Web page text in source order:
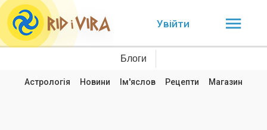
Увійти
Блоги
Астрологія Новини Ім'яслов Рецепти Магазин